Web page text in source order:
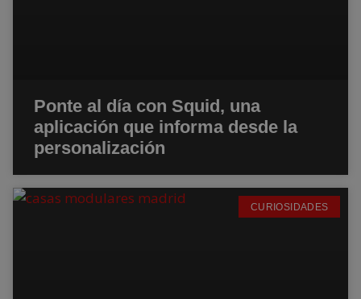
Ponte al día con Squid, una
aplicación que informa desde la
personalización
CURIOSIDADES